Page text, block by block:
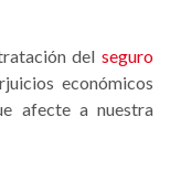
del seguro
económicos
afecte a nuestra